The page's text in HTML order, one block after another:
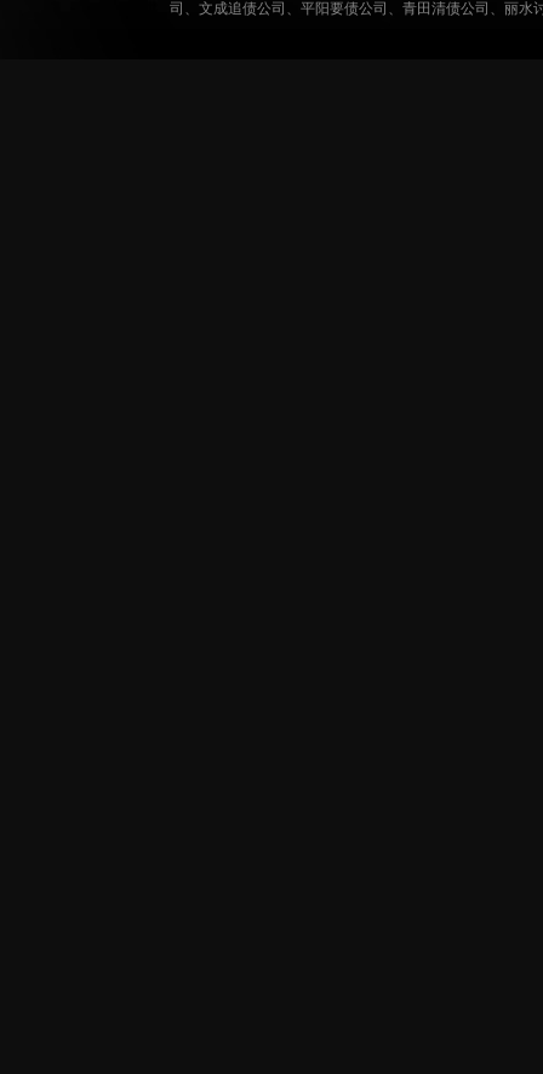
司 、 文成追债公司 、 平阳要债公司 、 青田清债公司 、 丽水